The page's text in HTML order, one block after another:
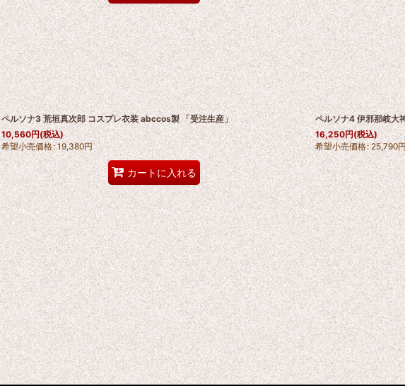
ペルソナ3 荒垣真次郎 コスプレ衣装 abccos製 「受注生産」
10,560円(税込)
希望小売価格: 19,380円
カートに入れる
ペルソナ4 伊邪那岐大
16,250円(税込)
希望小売価格: 25,790円